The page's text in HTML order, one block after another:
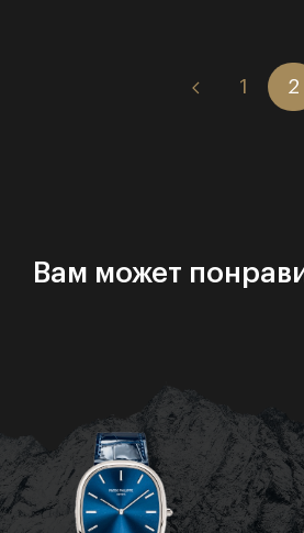
1 2
Вам может